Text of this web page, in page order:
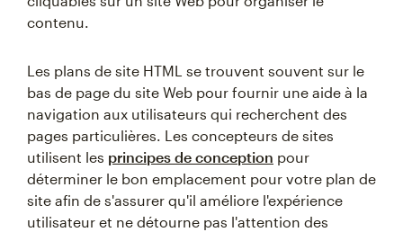
contenu.
Les plans de site HTML se trouvent souvent sur le
bas de page du site Web pour fournir une aide à la
navigation aux utilisateurs qui recherchent des
pages particulières. Les concepteurs de sites
utilisent les principes de conception pour
déterminer le bon emplacement pour votre plan de
site afin de s'assurer qu'il améliore l'expérience
utilisateur et ne détourne pas l'attention des